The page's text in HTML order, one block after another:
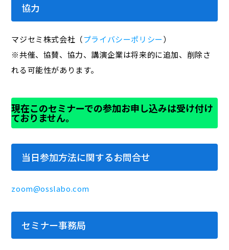
協力
マジセミ株式会社（プライバシーポリシー）
※共催、協賛、協力、講演企業は将来的に追加、削除さ
れる可能性があります。
現在このセミナーでの参加お申し込みは受け付け
ておりません。
当日参加方法に関するお問合せ
zoom@osslabo.com
セミナー事務局